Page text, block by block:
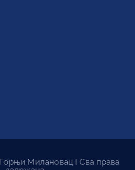
Милановац I Сва права